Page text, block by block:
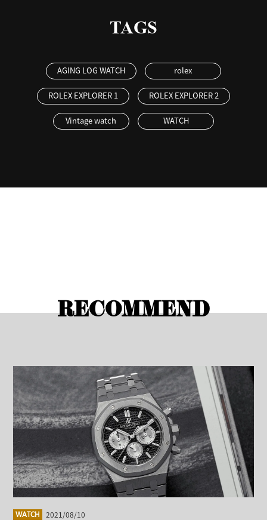
TAGS
AGING LOG WATCH rolex
ROLEX EXPLORER 1 ROLEX EXPLORER 2
Vintage watch WATCH
RECOMMEND
WATCH 2021/08/10